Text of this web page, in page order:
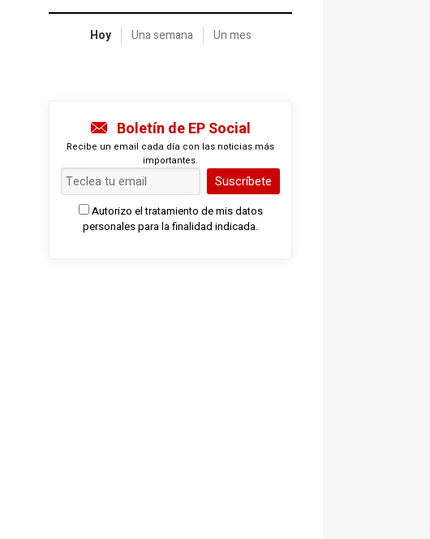
Hoy Una semana Un mes
Boletín de EP Social
Recibe un email cada día con las noticias más
importantes.
Suscríbete
Autorizo el tratamiento de mis datos
personales para la finalidad indicada.